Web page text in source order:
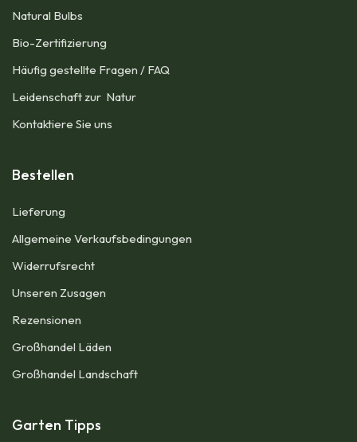
Natural Bulbs
Bio-Zertifizierung
Häufig gestellte Fragen / FAQ
Leidenschaft zur Natur
Kontaktiere Sie uns
Bestellen
Lieferung
Allgemeine Verkaufsbedingungen​
Widerrufsrecht
Unseren Zusagen
Rezensionen​
Großhandel Läden
Großhandel Landschaft
Garten Tipps